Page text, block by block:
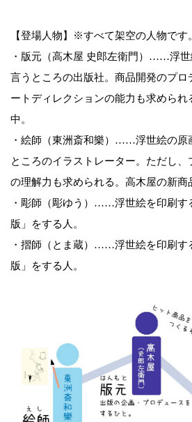
【登場人物】※すべて架空の人物です。
・版元（高木屋 史郎左衛門）……浮
言うところの出版社。商品開発のプロ
ートディレクションの能力も求めら
中。
・絵師（東洲斎和樂）……浮世絵の原
ところのイラストレーター。ただし
の理解力も求められる。高木屋の新商
・彫師（彫ゆう）……浮世絵を印刷す
版」をする人。
・摺師（とま蔵）……浮世絵を印刷す
版」をする人。